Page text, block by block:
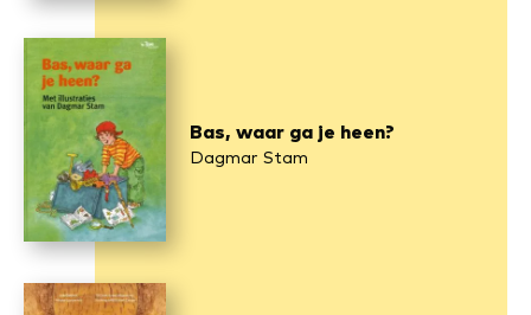
Bas, waar ga je heen?
Dagmar Stam